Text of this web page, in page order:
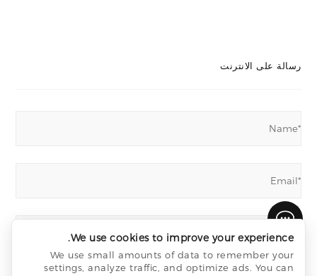
رسالة على الانترنت
We use cookies to improve your experience.
We use small amounts of data to remember your
settings, analyze traffic, and optimize ads. You can